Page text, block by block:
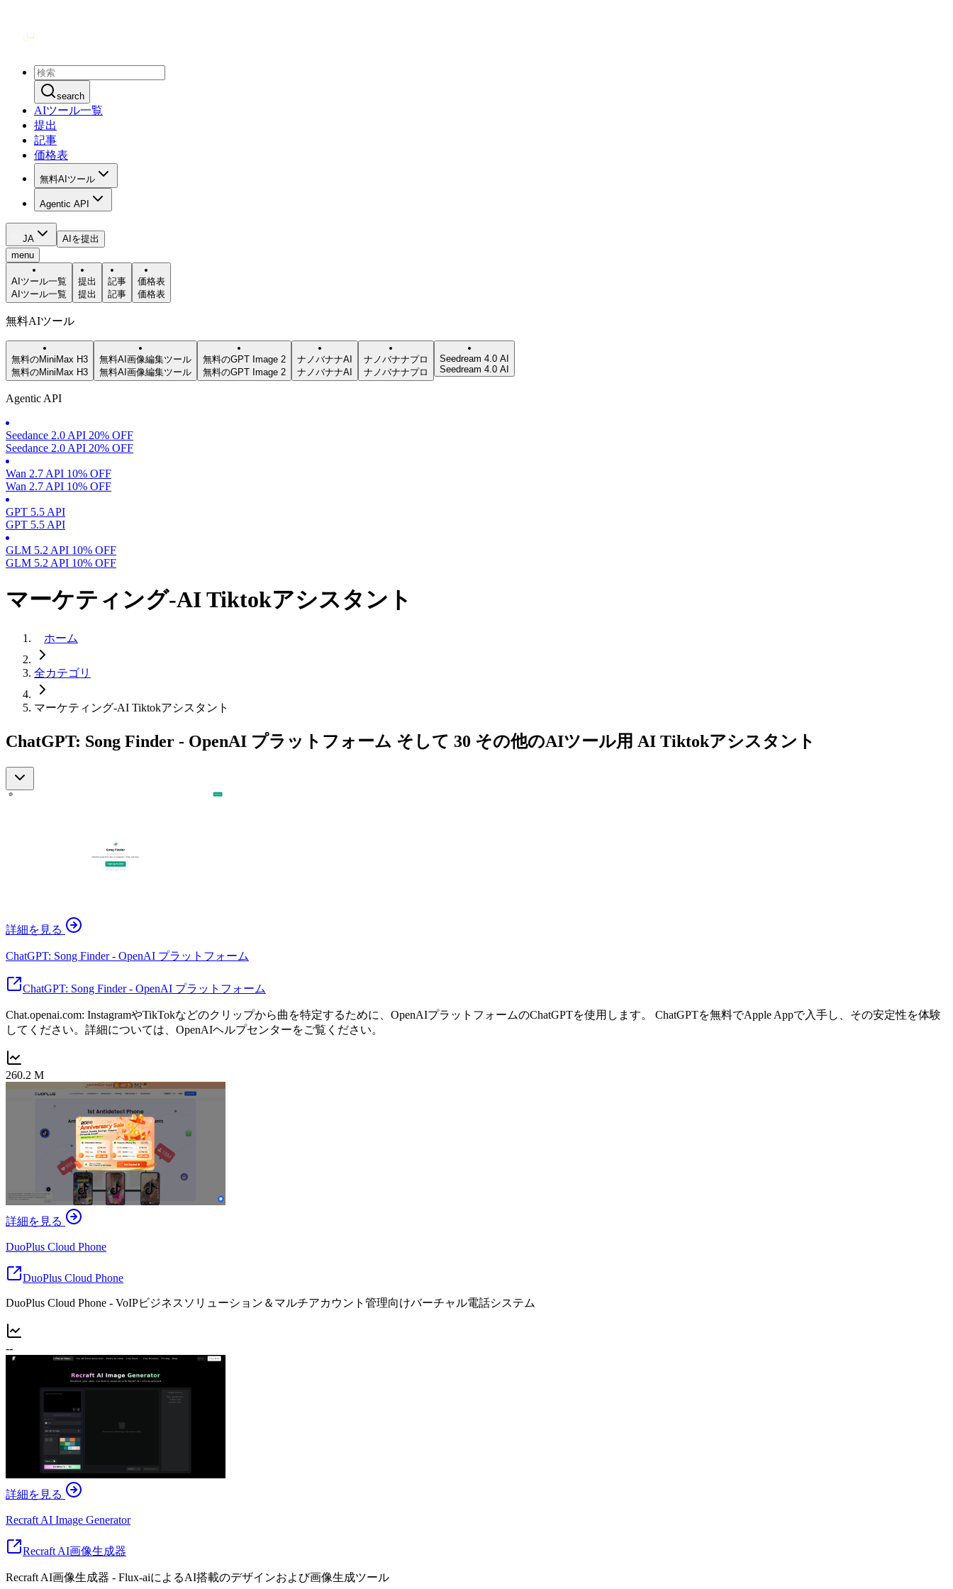
search
AIツール一覧
提出
記事
価格表
無料AIツール
Agentic API
JA
AIを提出
menu
AIツール一覧
AIツール一覧
提出
提出
記事
記事
価格表
価格表
無料AIツール
無料のMiniMax H3
無料のMiniMax H3
無料AI画像編集ツール
無料AI画像編集ツール
無料のGPT Image 2
無料のGPT Image 2
ナノバナナAI
ナノバナナAI
ナノバナナプロ
ナノバナナプロ
Seedream 4.0 AI
Seedream 4.0 AI
Agentic API
Seedance 2.0 API 20% OFF
Seedance 2.0 API 20% OFF
Wan 2.7 API 10% OFF
Wan 2.7 API 10% OFF
GPT 5.5 API
GPT 5.5 API
GLM 5.2 API 10% OFF
GLM 5.2 API 10% OFF
マーケティング-AI Tiktokアシスタント
ホーム
全カテゴリ
マーケティング-AI Tiktokアシスタント
ChatGPT: Song Finder - OpenAI プラットフォーム そして 30 その他のAIツール用 AI Tiktokアシスタント
詳細を見る
ChatGPT: Song Finder - OpenAI プラットフォーム
ChatGPT: Song Finder - OpenAI プラットフォーム
Chat.openai.com: InstagramやTikTokなどのクリップから曲を特定するために、OpenAIプラットフォームのChatGPTを使用します。 ChatGPTを無料でApple Appで入手し、その安定性を体験
してください。詳細については、OpenAIヘルプセンターをご覧ください。
260.2 M
詳細を見る
DuoPlus Cloud Phone
DuoPlus Cloud Phone
DuoPlus Cloud Phone - VoIPビジネスソリューション＆マルチアカウント管理向けバーチャル電話システム
--
詳細を見る
Recraft AI Image Generator
Recraft AI画像生成器
Recraft AI画像生成器 - Flux-aiによるAI搭載のデザインおよび画像生成ツール